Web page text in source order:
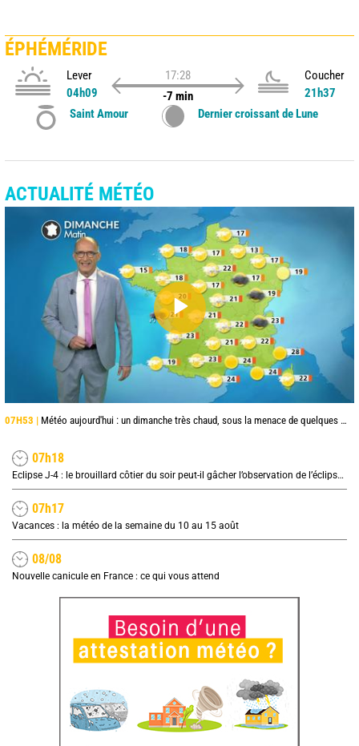
ÉPHÉMÉRIDE
Lever
04h09
17:28
-7 min
Coucher
21h37
Saint Amour
Dernier croissant de Lune
ACTUALITÉ MÉTÉO
07H53 | Météo aujourd'hui : un dimanche très chaud, sous la menace de quelques orages
07h18
Eclipse J-4 : le brouillard côtier du soir peut-il gâcher l’observation de l’éclipse à la plage ?
07h17
Vacances : la météo de la semaine du 10 au 15 août
08/08
Nouvelle canicule en France : ce qui vous attend